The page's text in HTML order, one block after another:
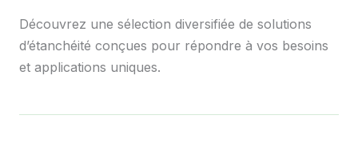
Découvrez une sélection diversifiée de solutions
d’étanchéité conçues pour répondre à vos besoins
et applications uniques.